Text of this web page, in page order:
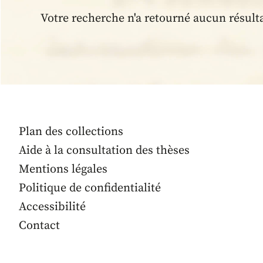
Votre recherche n'a retourné aucun
Plan des collections
Aide à la consultation des thèses
Mentions légales
Politique de confidentialité
Accessibilité
Contact